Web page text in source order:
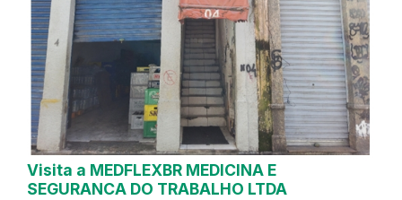
Visita a MEDFLEXBR MEDICINA E
SEGURANCA DO TRABALHO LTDA